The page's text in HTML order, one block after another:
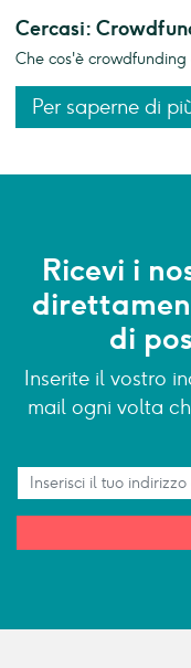
Cercasi:
Che cos'è
Per saperne di
Ricevi i
di
Inserite il vostro
mail ogni volta